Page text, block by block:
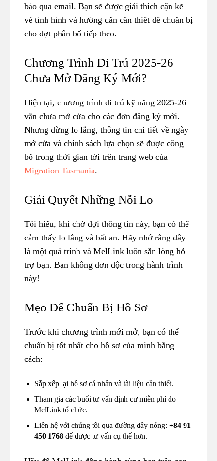
báo qua email. Bạn sẽ được giải thích cặn kẽ
về tình hình và hướng dẫn cần thiết để chuẩn bị
cho đợt phân bổ tiếp theo.
Chương Trình Di Trú 2025-26
Chưa Mở Đăng Ký Mới?
Hiện tại, chương trình di trú kỹ năng 2025-26
vẫn chưa mở cửa cho các đơn đăng ký mới.
Nhưng đừng lo lắng, thông tin chi tiết về ngày
mở cửa và chính sách lựa chọn sẽ được công
bố trong thời gian tới trên trang web của
Migration Tasmania.
Giải Quyết Những Nỗi Lo
Tôi hiểu, khi chờ đợi thông tin này, bạn có thể
cảm thấy lo lắng và bất an. Hãy nhớ rằng đây
là một quá trình và MelLink luôn sẵn lòng hỗ
trợ bạn. Bạn không đơn độc trong hành trình
này!
Mẹo Để Chuẩn Bị Hồ Sơ
Trước khi chương trình mới mở, bạn có thể
chuẩn bị tốt nhất cho hồ sơ của mình bằng
cách:
Sắp xếp lại hồ sơ cá nhân và tài liệu cần thiết.
Tham gia các buổi tư vấn định cư miễn phí do
MelLink tổ chức.
Liên hệ với chúng tôi qua đường dây nóng: +84 91
450 1768 để được tư vấn cụ thể hơn.